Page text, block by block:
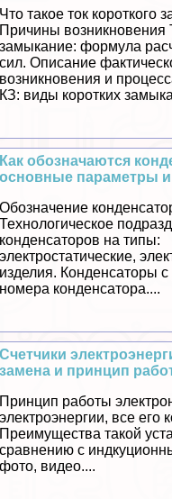
Что такое ток короткого
Причины возникновения
замыкание: формула
сил. Описание
возникновения и
КЗ: виды коротких
Как обозначаются
основные параметры и
Обозначение
Технологическое
конденсаторов на типы:
электростатические,
изделия. Конденсаторы
номера конденсатора....
Счетчики
замена и принцип
Принцип работы
электроэнергии, все его
Преимущества такой
сравнению с
фото, видео....